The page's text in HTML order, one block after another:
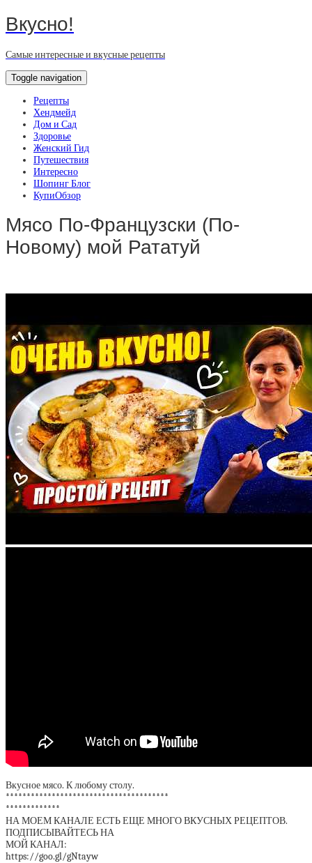
Вкусно!
Самые интересные и вкусные рецепты
Toggle navigation
Рецепты
Хендмейд
Дом и Сад
Здоровье
Женский Гид
Путешествия
Интересно
Шопинг Блог
КупиОбзор
Мясо По-Французски (По-
Новому) мой Рататуй
Вкусное мясо. К любому столу.
***************************************
*************
НА МОЕМ КАНАЛЕ ЕСТЬ ЕЩЕ МНОГО ВКУСНЫХ РЕЦЕПТОВ.
ПОДПИСЫВАЙТЕСЬ НА
МОЙ КАНАЛ:
https://goo.gl/gNtayw